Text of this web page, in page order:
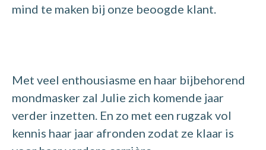
mind te maken bij onze beoogde klant.
Met veel enthousiasme en haar bijbehorend
mondmasker zal Julie zich komende jaar
verder inzetten. En zo met een rugzak vol
kennis haar jaar afronden zodat ze klaar is